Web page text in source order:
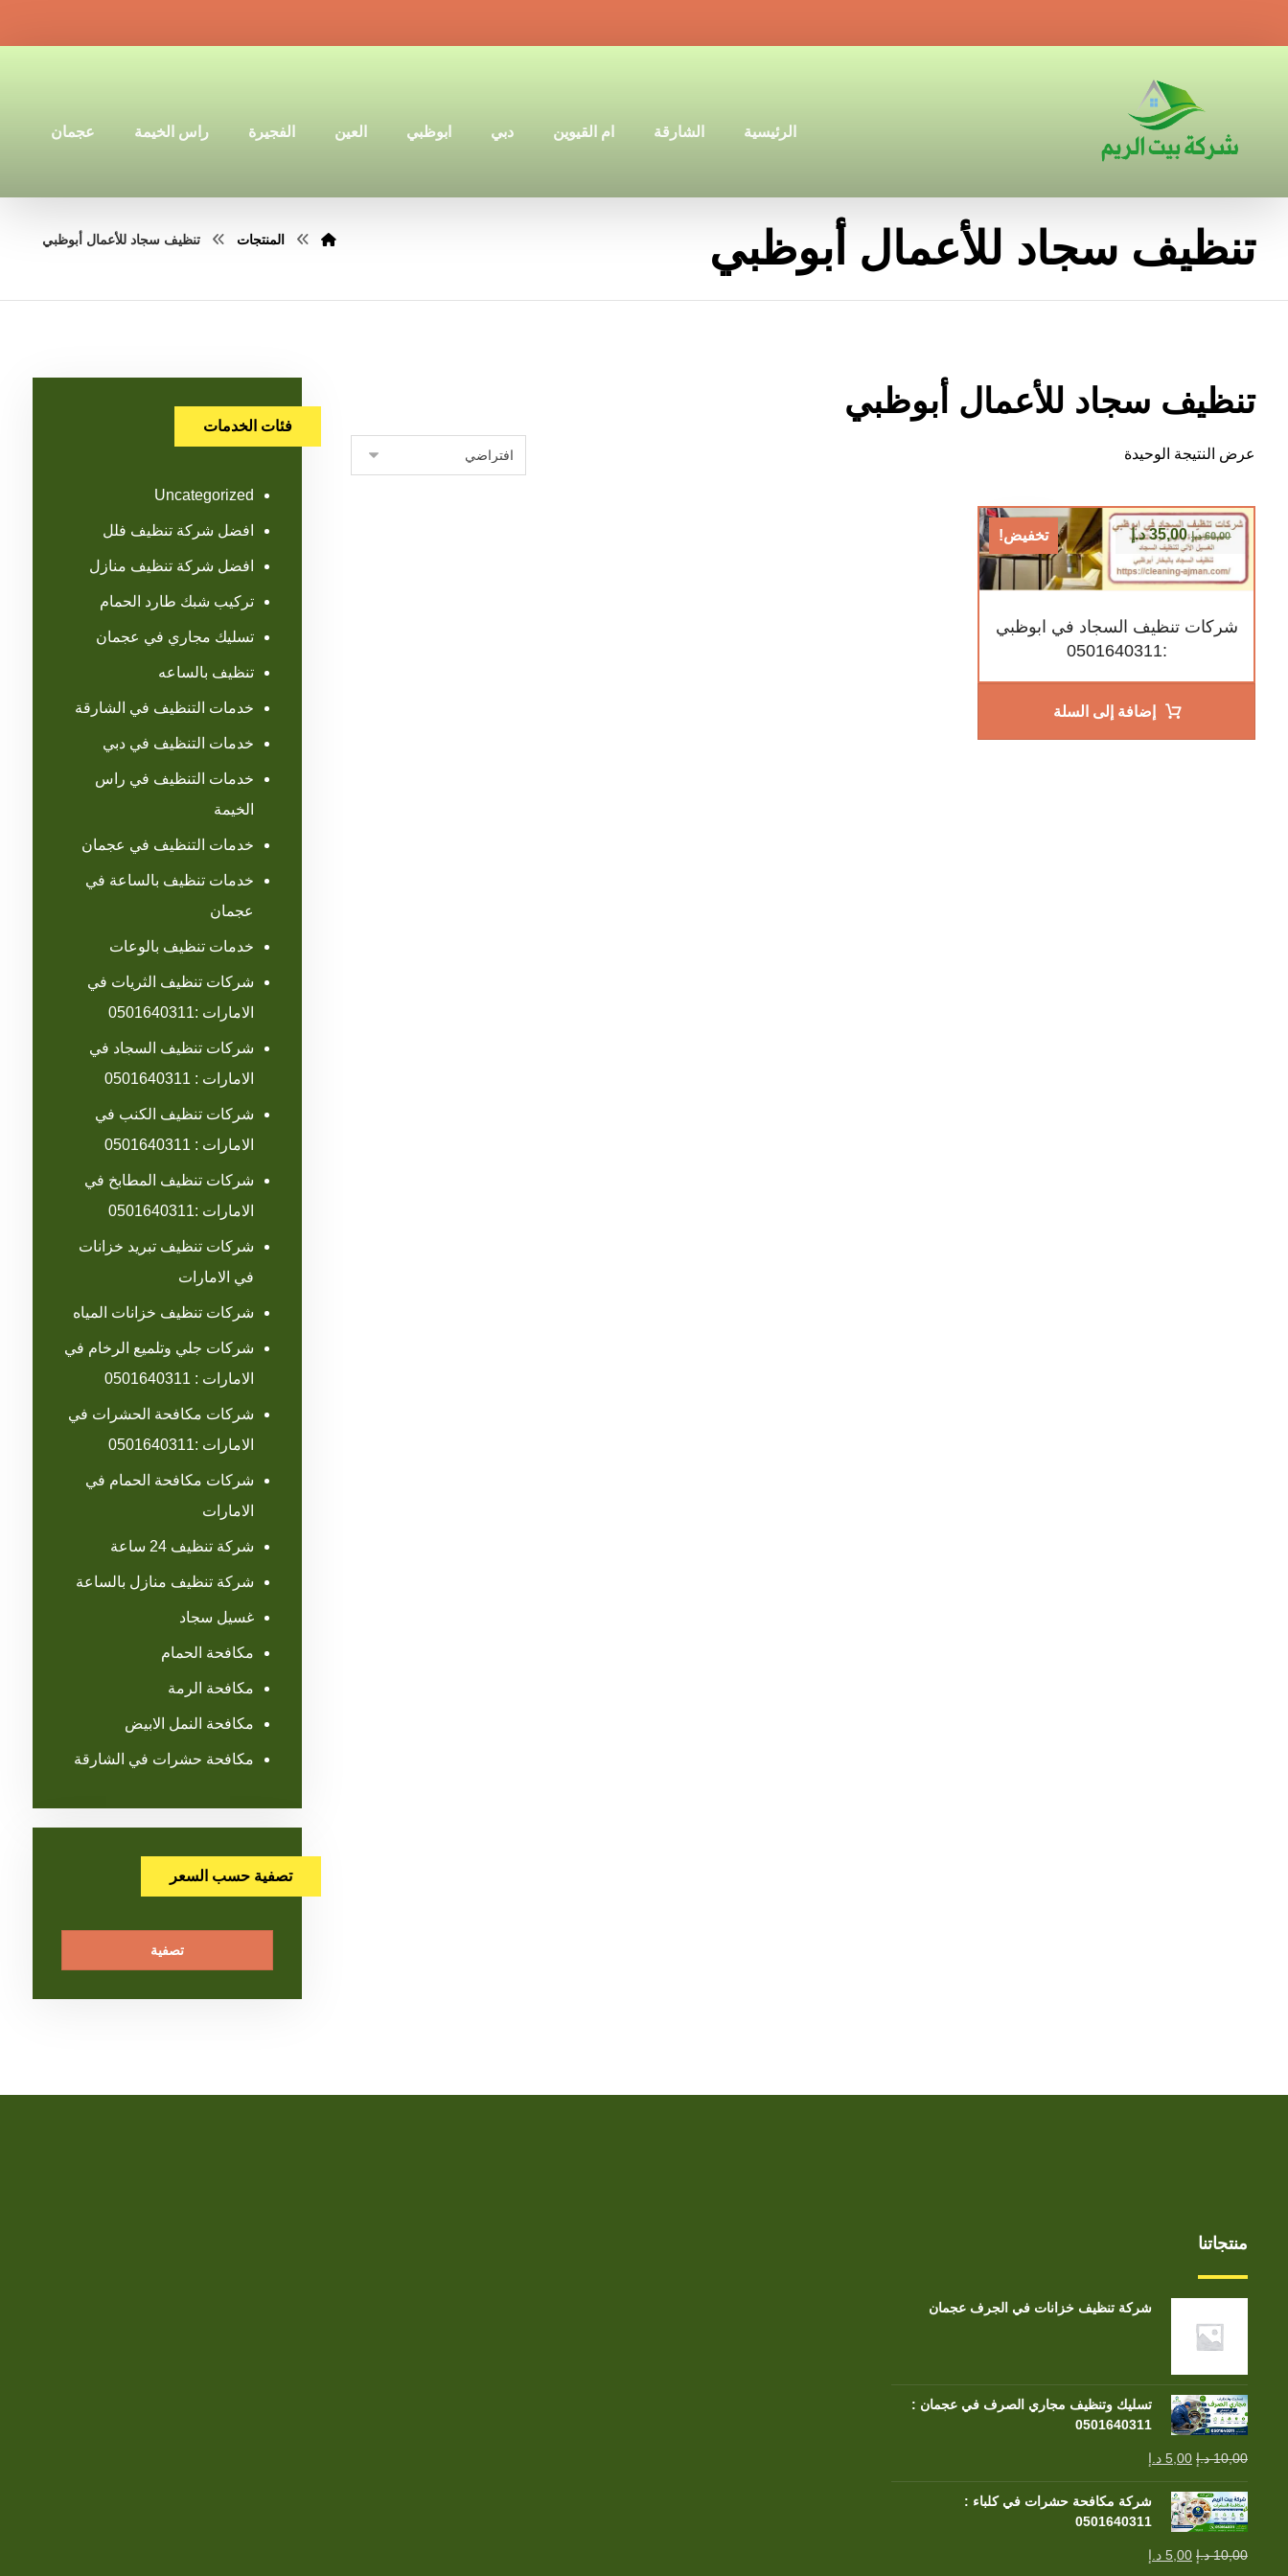
الرئيسية الشارقة ام القيوين دبي ابوظبي العين الفجيرة راس الخيمة عجمان
تنظيف سجاد للأعمال أبوظبي المنتجات تنظيف سجاد للأعمال أبوظبي
تنظيف سجاد للأعمال أبوظبي
عرض النتيجة الوحيدة
تخفيض!
شركات تنظيف السجاد في ابوظبي
:0501640311
60,00 د.إ 35,00 د.إ
إضافة إلى السلة
فئات الخدمات
Uncategorized
افضل شركة تنظيف فلل
افضل شركة تنظيف منازل
تركيب شبك طارد الحمام
تسليك مجاري في عجمان
تنظيف بالساعه
خدمات التنظيف في الشارقة
خدمات التنظيف في دبي
خدمات التنظيف في راس
الخيمة
خدمات التنظيف في عجمان
خدمات تنظيف بالساعة في
عجمان
خدمات تنظيف بالوعات
شركات تنظيف الثريات في
الامارات :0501640311
شركات تنظيف السجاد في
الامارات : 0501640311
شركات تنظيف الكنب في
الامارات : 0501640311
شركات تنظيف المطابخ في
الامارات :0501640311
شركات تنظيف تبريد خزانات
في الامارات
شركات تنظيف خزانات المياه
شركات جلي وتلميع الرخام في
الامارات : 0501640311
شركات مكافحة الحشرات في
الامارات :0501640311
شركات مكافحة الحمام في
الامارات
شركة تنظيف 24 ساعة
شركة تنظيف منازل بالساعة
غسيل سجاد
مكافحة الحمام
مكافحة الرمة
مكافحة النمل الابيض
مكافحة حشرات في الشارقة
تصفية حسب السعر
تصفية
منتجاتنا
شركة تنظيف خزانات في الجرف عجمان
تسليك وتنظيف مجاري الصرف في عجمان :
0501640311
10,00 د.إ 5,00 د.إ
شركة مكافحة حشرات في كلباء :
0501640311
10,00 د.إ 5,00 د.إ